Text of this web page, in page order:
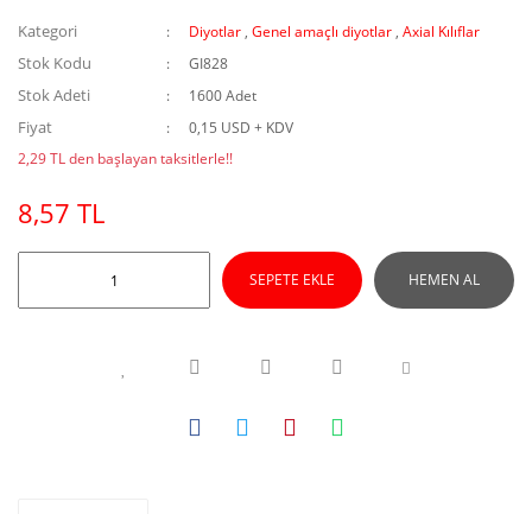
Kategori Diyotlar ,Genel amaçlı diyotlar ,Axial Kılıflar
Stok Kodu GI828
Stok Adeti 1600 Adet
Fiyat
0,15 USD + KDV
2,29 TL den başlayan taksitlerle!!
8,57 TL
SEPETE EKLE HEMEN AL